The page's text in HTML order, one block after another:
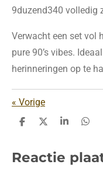
9duzend340 volledig
Verwacht een set vol
pure 90’s vibes.
herinneringen op te
« Vorige
D
e
n
D
l
S
r
e
D
e
n
Reactie